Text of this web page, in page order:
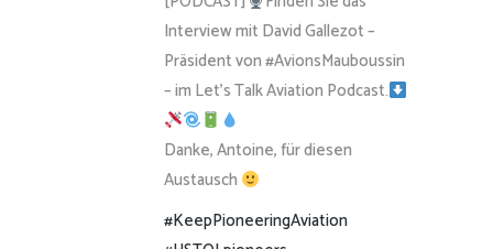
Interview mit David Gallezot –
Präsident von #AvionsMauboussin
– im Let’s Talk Aviation Podcast.
Danke, Antoine, für diesen
Austausch
#KeepPioneeringAviation